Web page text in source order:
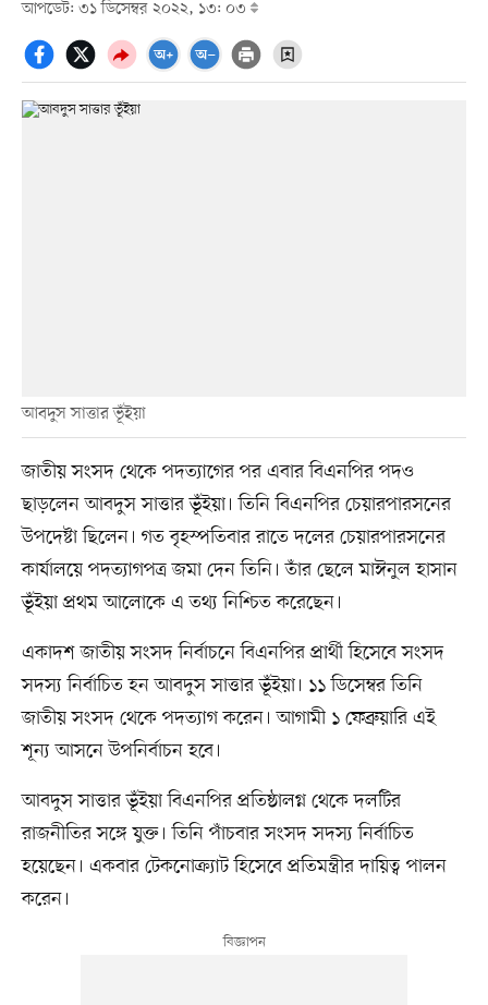
আপডেট: ৩১ ডিসেম্বর ২০২২, ১৩: ০৩
আবদুস সাত্তার ভূঁইয়া
জাতীয় সংসদ থেকে পদত্যাগের পর এবার বিএনপির পদও
ছাড়লেন আবদুস সাত্তার ভূঁইয়া। তিনি বিএনপির চেয়ারপারসনের
উপদেষ্টা ছিলেন। গত বৃহস্পতিবার রাতে দলের চেয়ারপারসনের
কার্যালয়ে পদত্যাগপত্র জমা দেন তিনি। তাঁর ছেলে মাঈনুল হাসান
ভূঁইয়া প্রথম আলোকে এ তথ্য নিশ্চিত করেছেন।
একাদশ জাতীয় সংসদ নির্বাচনে বিএনপির প্রার্থী হিসেবে সংসদ
সদস্য নির্বাচিত হন আবদুস সাত্তার ভূঁইয়া। ১১ ডিসেম্বর তিনি
জাতীয় সংসদ থেকে পদত্যাগ করেন। আগামী ১ ফেব্রুয়ারি এই
শূন্য আসনে উপনির্বাচন হবে।
আবদুস সাত্তার ভূঁইয়া বিএনপির প্রতিষ্ঠালগ্ন থেকে দলটির
রাজনীতির সঙ্গে যুক্ত। তিনি পাঁচবার সংসদ সদস্য নির্বাচিত
হয়েছেন। একবার টেকনোক্র্যাট হিসেবে প্রতিমন্ত্রীর দায়িত্ব পালন
করেন।